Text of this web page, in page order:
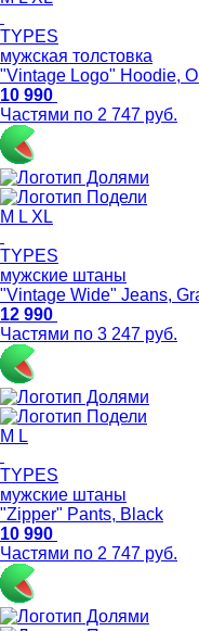
TYPES
мужская толстовка
"Vintage Logo" Hoodie,
10 990
Частями по 2 747 руб.
M L XL
TYPES
мужские штаны
"Vintage Wide" Jeans,
12 990
Частями по 3 247 руб.
M L
TYPES
мужские штаны
"Zipper" Pants, Black
10 990
Частями по 2 747 руб.